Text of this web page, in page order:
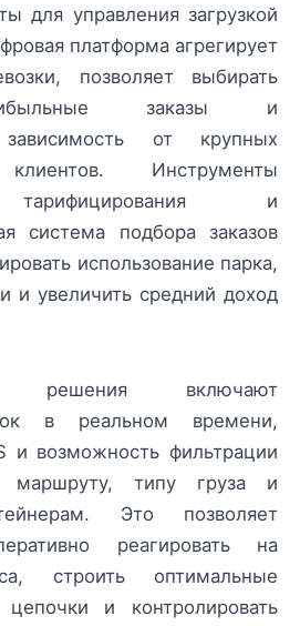
для управления загрузкой
платформа агрегирует
позволяет выбирать
заказы и
зависимость от крупных
клиентов. Инструменты
тарифицирования и
система подбора заказов
использование парка,
и увеличить средний доход
решения включают
в реальном времени,
и возможность фильтрации
маршруту, типу груза и
Это позволяет
реагировать на
строить оптимальные
цепочки и контролировать